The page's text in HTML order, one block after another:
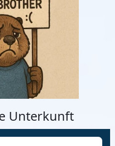
Unterkunft